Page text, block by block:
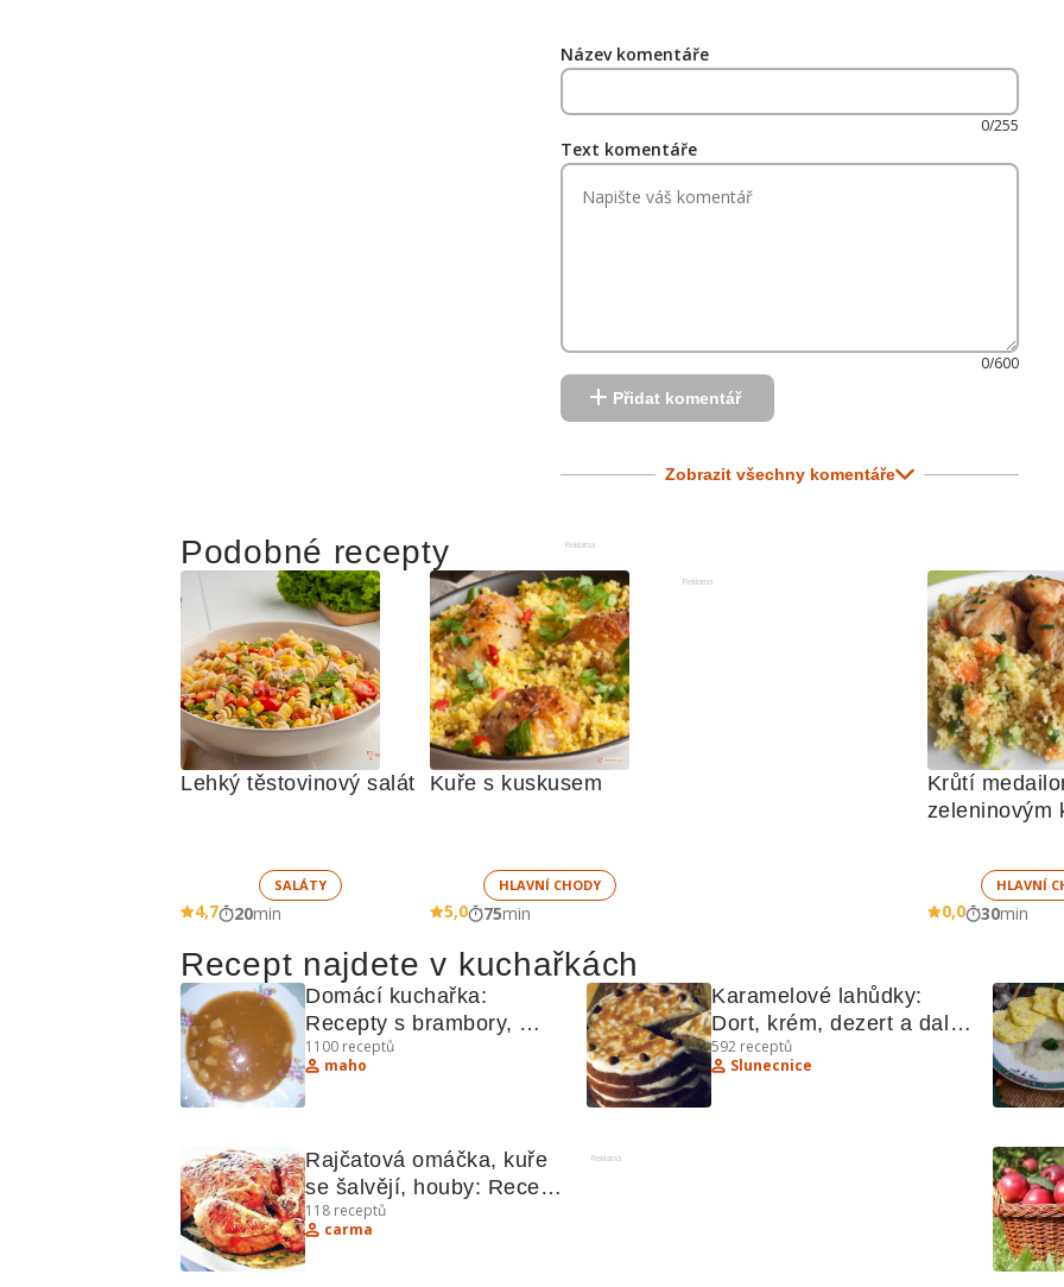
Název komentáře
0/255
Text komentáře
0/600
Přidat komentář
Zobrazit všechny komentáře
Reklama
Podobné recepty
Lehký těstovinový salát
SALÁTY
4,7 20min
Kuře s kuskusem
HLAVNÍ CHODY
5,0 75min
Reklama
Krůtí
HLAVNÍ
0,0 30min
Recept najdete v kuchařkách
Domácí kuchařka:
Recepty s brambory,
drůbeží a houbami
1100 receptů
maho
Karamelové lahůdky:
Dort, krém, dezert a další
recepty
592 receptů
Slunecnice
Rajčatová omáčka, kuře
se šalvějí, houby: Recepty
zapečené s brokolicí
118 receptů
carma
Reklama